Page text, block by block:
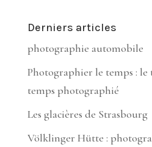
Derniers articles
photographie automobile
Photographier le temps : le
temps photographié
Les glacières de Strasbourg
Völklinger Hütte :